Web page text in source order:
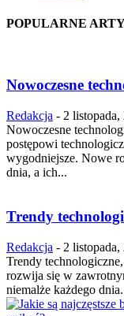
POPULARNE
Nowoczesne
Redakcja - 2 listopada,
Nowoczesne
postępowi
wygodniejsze. Nowe
dnia, a ich...
Trendy
Redakcja - 2 listopada,
Trendy
rozwija się w
niemalże każdego